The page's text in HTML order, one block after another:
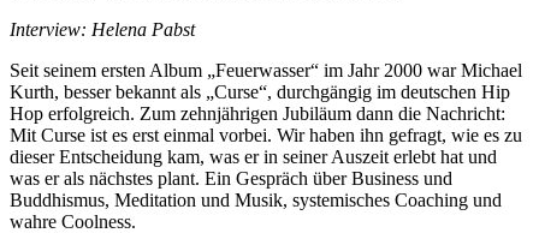
Interview: Helena Pabst
Seit seinem ersten Album „Feuerwasser“ im Jahr 2000 war Michael
Kurth, besser bekannt als „Curse“, durchgängig im deutschen Hip
Hop erfolgreich. Zum zehnjährigen Jubiläum dann die Nachricht:
Mit Curse ist es erst einmal vorbei. Wir haben ihn gefragt, wie es zu
dieser Entscheidung kam, was er in seiner Auszeit erlebt hat und
was er als nächstes plant. Ein Gespräch über Business und
Buddhismus, Meditation und Musik, systemisches Coaching und
wahre Coolness.